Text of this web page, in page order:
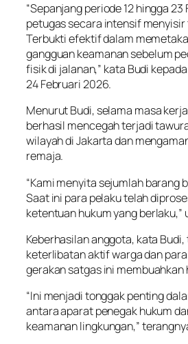
“Sepanjang periode 12 hingga
petugas secara intensif
Terbukti efektif dalam
gangguan keamanan sebelum
fisik di jalanan,” kata Budi
24 Februari 2026.
Menurut Budi, selama masa
berhasil mencegah terjadi
wilayah di Jakarta dan
remaja.
“Kami menyita sejumlah barang
Saat ini para pelaku telah
ketentuan hukum yang berlaku,”
Keberhasilan anggota, kata
keterlibatan aktif warga dan
gerakan satgas ini membuahkan
“Ini menjadi tonggak penting
antara aparat penegak hukum
keamanan lingkungan,”